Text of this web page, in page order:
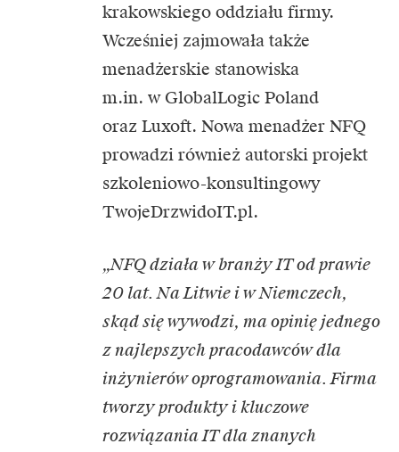
krakowskiego oddziału firmy.
Wcześniej zajmowała także
menadżerskie stanowiska
m.in. w GlobalLogic Poland
oraz Luxoft. Nowa menadżer NFQ
prowadzi również autorski projekt
szkoleniowo-konsultingowy
TwojeDrzwidoIT.pl.
„NFQ działa w branży IT od prawie
20 lat. Na Litwie i w Niemczech,
skąd się wywodzi, ma opinię jednego
z najlepszych pracodawców dla
inżynierów oprogramowania. Firma
tworzy produkty i kluczowe
rozwiązania IT dla znanych